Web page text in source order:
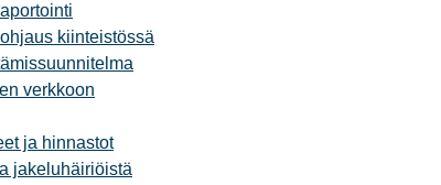
kiinteistössä
verkkoon
ja hinnastot
jakeluhäiriöistä